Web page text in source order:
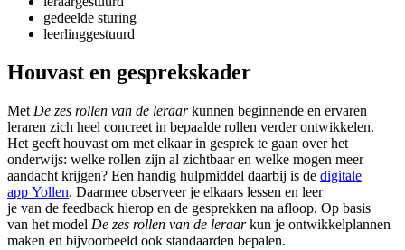
gedeelde sturing
leerlinggestuurd
Houvast en gesprekskader
Met De zes rollen van de leraarkunnen beginnende en ervaren
leraren zich heel concreet in bepaalde rollen verder ontwikkelen.
Het geeft houvast om met elkaar in gesprek te gaan over het
onderwijs: welke rollen zijn al zichtbaar en welke mogen meer
aandacht krijgen? Een handig hulpmiddel daarbij is de digitale
app Yollen. Daarmee observeerje elkaars lessen en leer
je van de feedback hierop en de gesprekken na afloop. Op basis
van het model De zes rollen van de leraarkun je ontwikkelplannen
maken en bijvoorbeeld ook standaarden bepalen.